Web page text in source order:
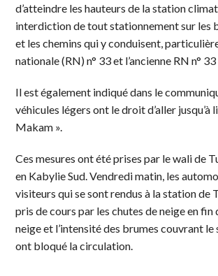
d’atteindre les hauteurs de la station
interdiction de tout stationnement sur les
et les chemins qui y conduisent,
nationale (RN) n° 33 et l’ancienne RN n°
Il est également indiqué dans le
véhicules légers ont le droit d’aller jusqu’à
Makam ».
Ces mesures ont été prises par le wali de
en Kabylie Sud. Vendredi matin, les
visiteurs qui se sont rendus à la station de
pris de cours par les chutes de neige en fin
neige et l’intensité des brumes couvrant
ont bloqué la circulation.